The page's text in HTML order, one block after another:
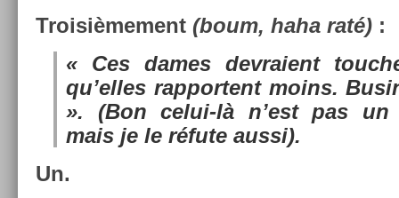
Troisiè­me­ment (boum, haha raté) :
« Ces dames de­vraient
qu’elles rap­portent moins.
». (Bon celui-là n’est pas un
mais je le réfute aussi).
Un.